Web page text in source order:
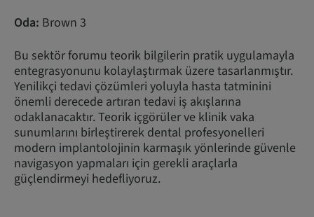
Oda: Brown 3
Bu sektör forumu teorik bilgilerin pratik uygulamayla
entegrasyonunu kolaylaştırmak üzere tasarlanmıştır.
Yenilikçi tedavi çözümleri yoluyla hasta tatminini
önemli derecede artıran tedavi iş akışlarına
odaklanacaktır. Teorik içgörüler ve klinik vaka
sunumlarını birleştirerek dental profesyonelleri
modern implantolojinin karmaşık yönlerinde güvenle
navigasyon yapmaları için gerekli araçlarla
güçlendirmeyi hedefliyoruz.